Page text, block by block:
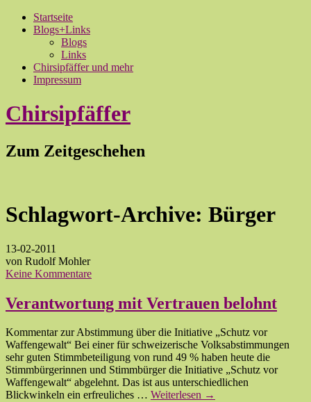
Startseite
Blogs+Links
Blogs
Links
Chirsipfäffer und mehr
Impressum
Chirsipfäffer
Zum Zeitgeschehen
Schlagwort-Archive: Bürger
13-02-2011
von Rudolf Mohler
Keine Kommentare
Verantwortung mit Vertrauen belohnt
Kommentar zur Abstimmung über die Initiative „Schutz vor
Waffengewalt“ Bei einer für schweizerische Volksabstimmungen
sehr guten Stimmbeteiligung von rund 49 % haben heute die
Stimmbürgerinnen und Stimmbürger die Initiative „Schutz vor
Waffengewalt“ abgelehnt. Das ist aus unterschiedlichen
Blickwinkeln ein erfreuliches … Weiterlesen →